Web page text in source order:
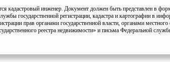
кадастровый инженер. Документ должен быть представлен в
государственной регистрации, кадастра и картографии
прав органами государственной власти, органами
реестра недвижимости» и письма Федеральной